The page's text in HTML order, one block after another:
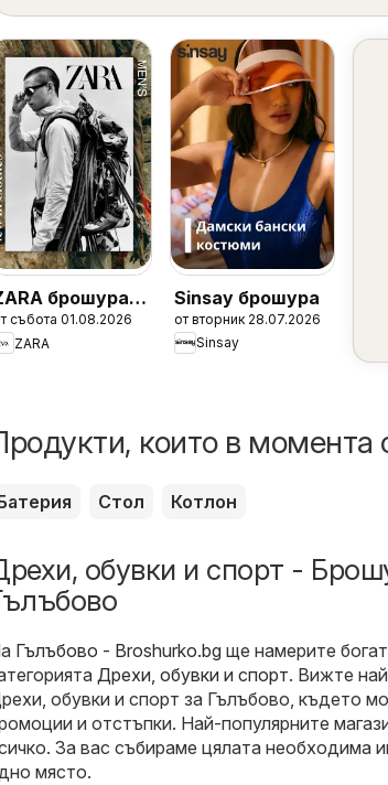
брошура -
събота 01.08.2026
ZARA
Sinsay брошура
от вторник 28.07.2026
Sinsay
които в момента
Стол Котлон
обувки и спорт -
Гълъбово - Broshurko.bg ще намерите
Дрехи, обувки и спорт. Вижте
обувки и спорт за Гълъбово, където
и отстъпки. Най-популярните
За вас събираме цялата необходима
място.